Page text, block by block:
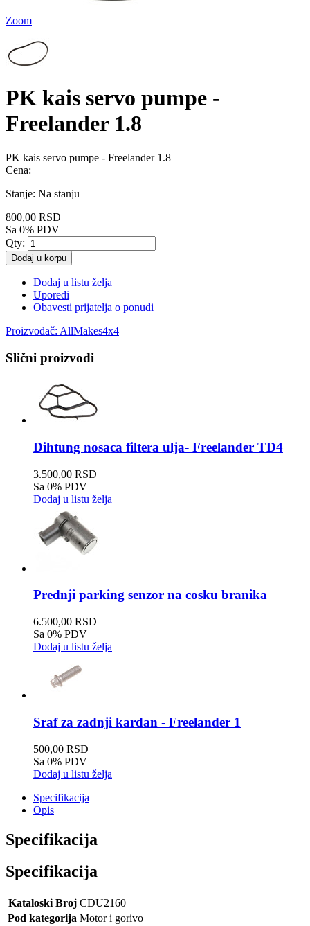
Zoom
PK kais servo pumpe -
Freelander 1.8
PK kais servo pumpe - Freelander 1.8
Cena:
Stanje: Na stanju
800,00 RSD
Sa 0% PDV
Qty:
Dodaj u korpu
Dodaj u listu želja
Uporedi
Obavesti prijatelja o ponudi
Proizvođač: AllMakes4x4
Slični proizvodi
Dihtung nosaca filtera ulja- Freelander TD4
3.500,00 RSD
Sa 0% PDV
Dodaj u listu želja
Prednji parking senzor na cosku branika
6.500,00 RSD
Sa 0% PDV
Dodaj u listu želja
Sraf za zadnji kardan - Freelander 1
500,00 RSD
Sa 0% PDV
Dodaj u listu želja
Specifikacija
Opis
Specifikacija
Specifikacija
Kataloski Broj CDU2160
Pod kategorija Motor i gorivo